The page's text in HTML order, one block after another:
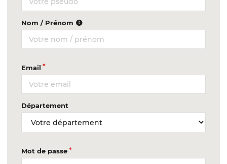
Nom / Prénom
Email
Département
Mot de passe